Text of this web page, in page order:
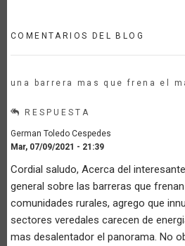
COMENTARIOS DEL BLOG
una barrera mas que frena el
RESPUESTA
German Toledo Cespedes
Mar, 07/09/2021 - 21:39
Cordial saludo, Acerca del
general sobre las barreras que
comunidades rurales, agrego que
sectores veredales carecen de
mas desalentador el panorama. No